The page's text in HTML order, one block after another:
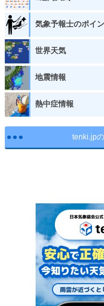
気象予報士のポイ
世界天気
地震情報
熱中症情報
tenki.jp